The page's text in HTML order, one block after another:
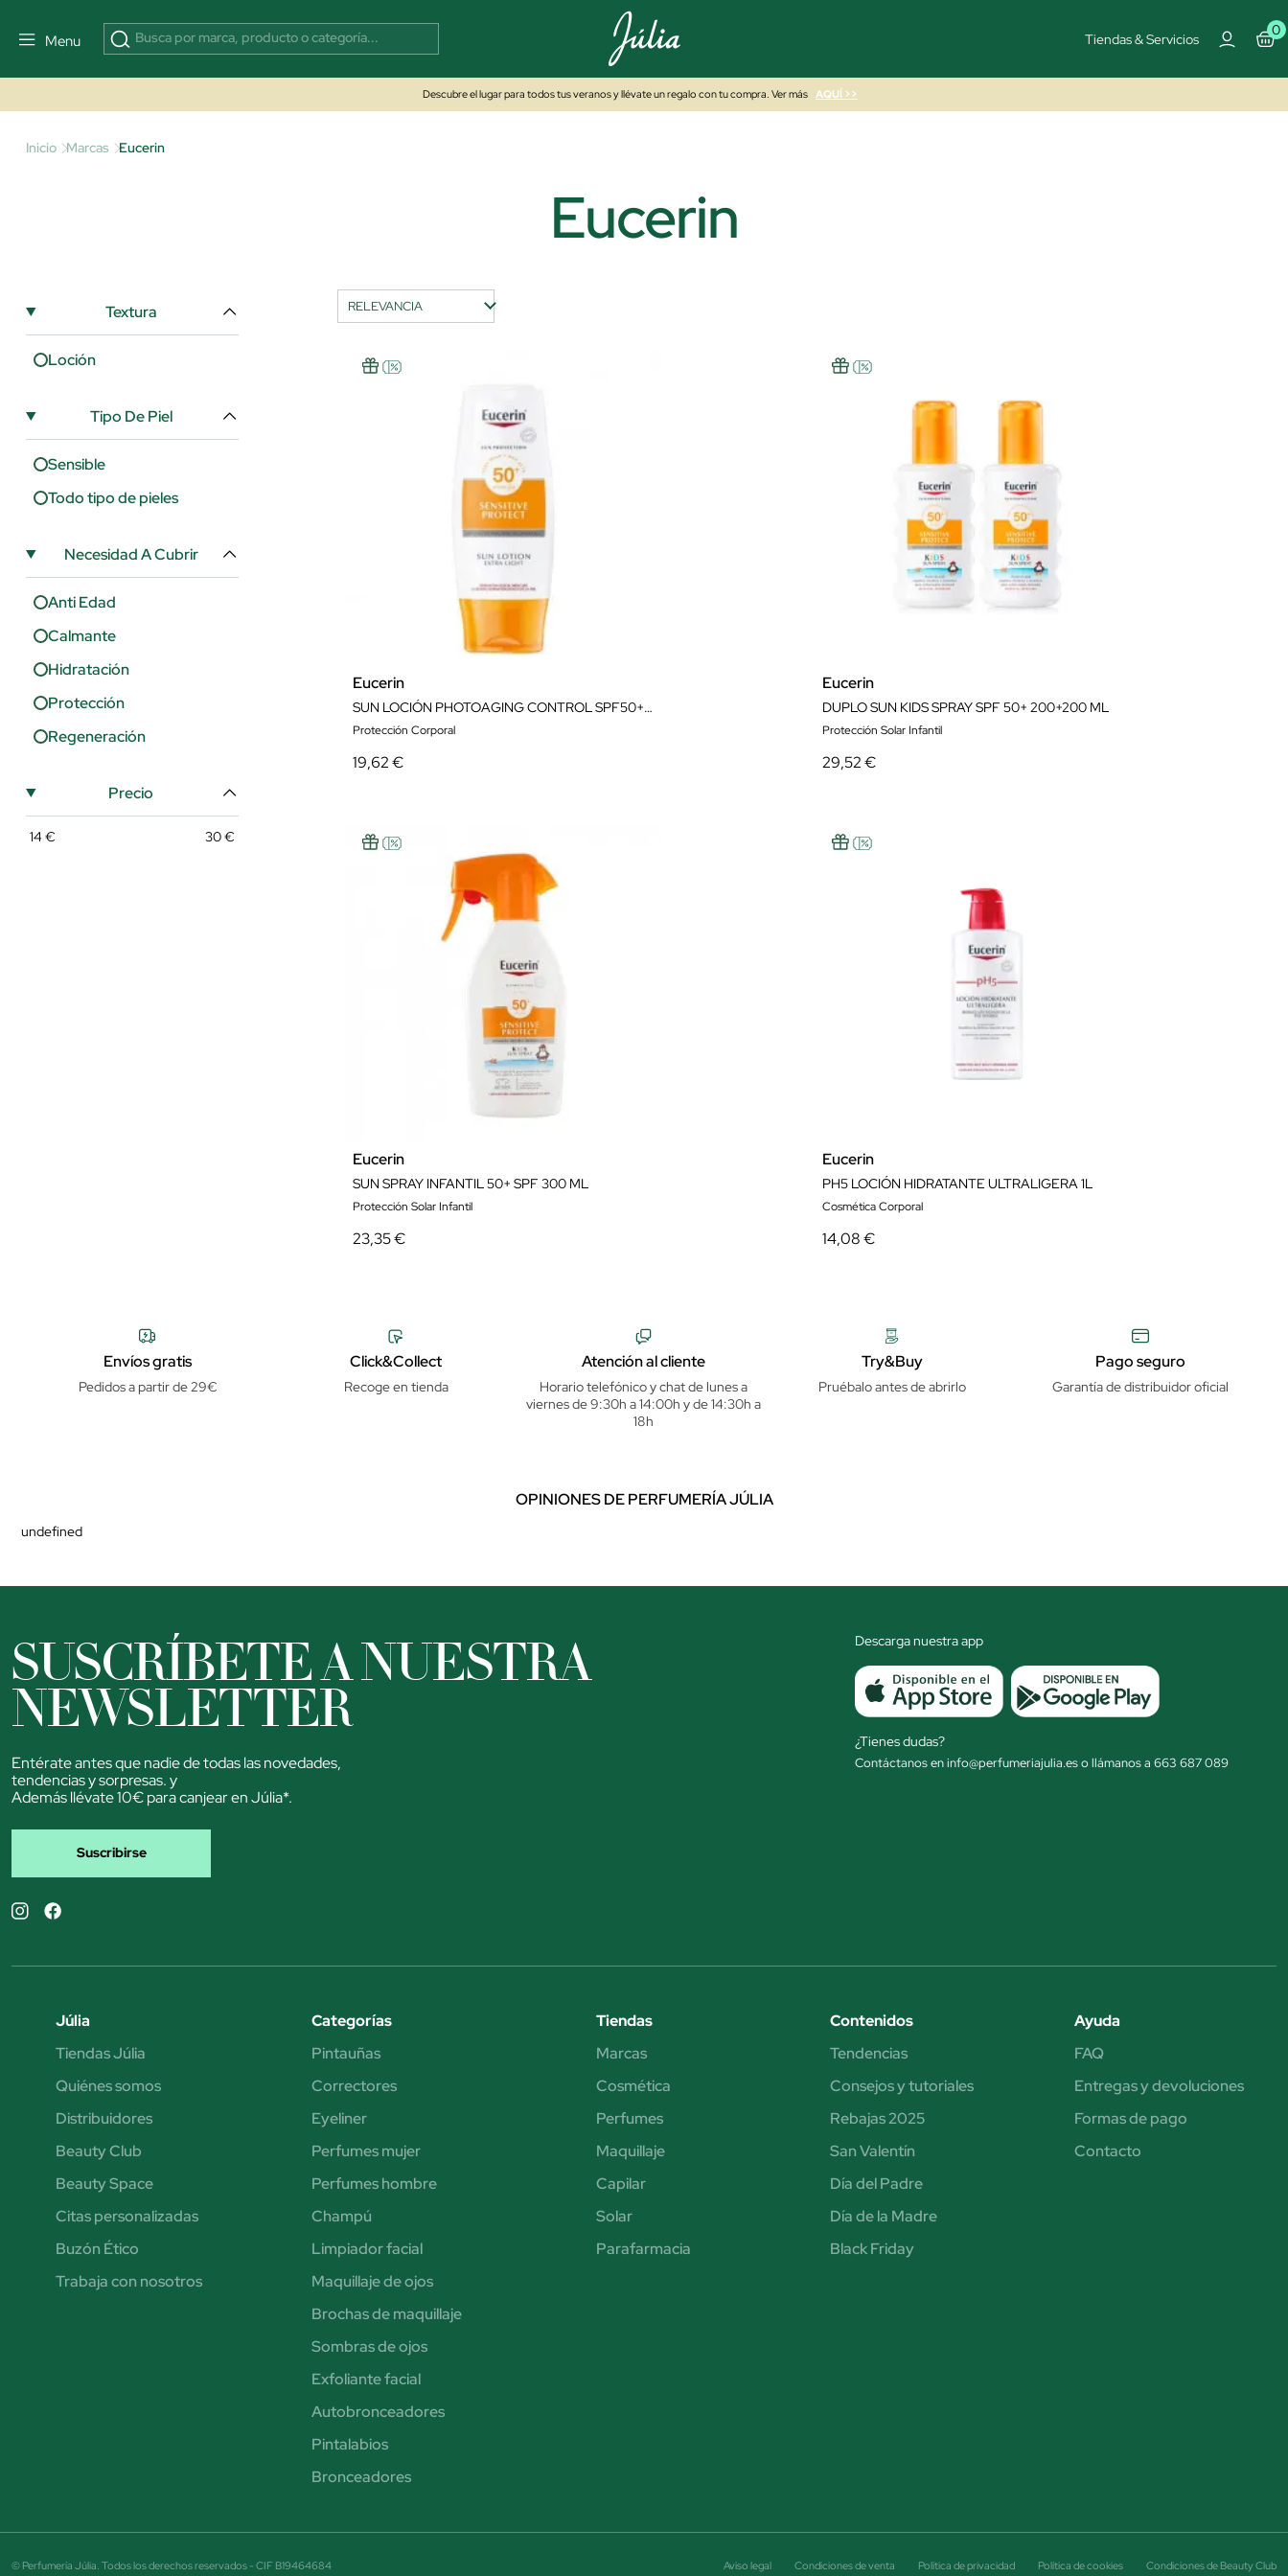
Menu Tiendas & Servicios
0
Descubre el lugar para todos tus veranos y llévate un regalo con tu compra. Ver más AQUÍ >>
Inicio Marcas Eucerin
Eucerin
Textura
Loción
Tipo De Piel
Sensible
Todo tipo de pieles
Necesidad A Cubrir
Anti Edad
Calmante
Hidratación
Protección
Regeneración
Precio
14 € 30€
Eucerin
SUN LOCIÓN PHOTOAGING CONTROL SPF50+ 150ML
Protección Corporal
19,62 €
Eucerin
DUPLO SUN KIDS SPRAY SPF 50+ 200+200 ML
Protección Solar Infantil
29,52 €
Eucerin
SUN SPRAY INFANTIL 50+ SPF 300 ML
Protección Solar Infantil
23,35 €
Eucerin
PH5 LOCIÓN HIDRATANTE ULTRALIGERA 1L
Cosmética Corporal
14,08 €
Envíos gratis
Pedidos a partir de 29€
Click&Collect
Recoge en tienda
Atención al cliente
Horario telefónico y chat de lunes a
viernes de 9:30h a 14:00h y de 14:30h a
18h
Try&Buy
Pruébalo antes de abrirlo
Pago seguro
Garantía de distribuidor oficial
OPINIONES DE PERFUMERÍA JÚLIA
undefined
SUSCRÍBETE A NUESTRA
NEWSLETTER
Entérate antes que nadie de todas las novedades,
tendencias y sorpresas. y
Además llévate 10€ para canjear en Júlia*.
Suscribirse
Descarga nuestra app
¿Tienes dudas?
Contáctanos en info@perfumeriajulia.es o llámanos a 663 687 089
Júlia
Tiendas Júlia
Quiénes somos
Distribuidores
Beauty Club
Beauty Space
Citas personalizadas
Buzón Ético
Trabaja con nosotros
Categorías
Pintauñas
Correctores
Eyeliner
Perfumes mujer
Perfumes hombre
Champú
Limpiador facial
Maquillaje de ojos
Brochas de maquillaje
Sombras de ojos
Exfoliante facial
Autobronceadores
Pintalabios
Bronceadores
Tiendas
Marcas
Cosmética
Perfumes
Maquillaje
Capilar
Solar
Parafarmacia
Contenidos
Tendencias
Consejos y tutoriales
Rebajas 2025
San Valentín
Día del Padre
Día de la Madre
Black Friday
Ayuda
FAQ
Entregas y devoluciones
Formas de pago
Contacto
© Perfumería Júlia. Todos los derechos reservados - CIF B19464684 Aviso legal Condiciones de venta Política de privacidad Política de cookies Condiciones de Beauty Club